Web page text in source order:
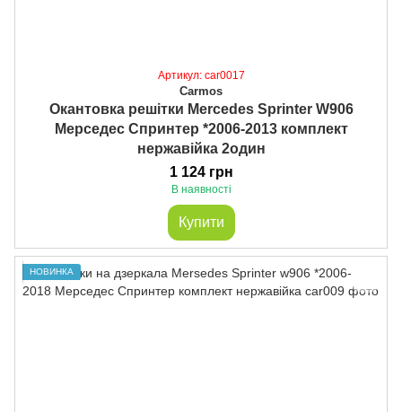
Артикул: car0017
Carmos
Окантовка решітки Mercedes Sprinter W906
Мерседес Спринтер *2006-2013 комплект
нержавійка 2один
1 124 грн
В наявності
Купити
НОВИНКА